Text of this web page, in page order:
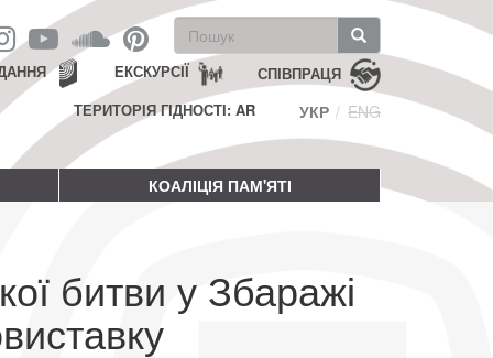
Пошукова
форма
Пошук СПІВПРАЦЯ
ЕКСКУРСІЇ
ТЕРИТОРІЯ ГІДНОСТІ: AR
УКР ENG
КОАЛІЦІЯ ПАМ'ЯТІ
битви у Збаражі